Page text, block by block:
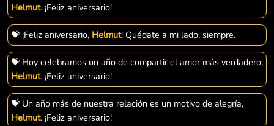
Helmut. ¡Feliz aniversario!
💝 ¡Feliz aniversario, Helmut! Quédate a mi lado, siempre.
💝 Hoy celebramos un año de compartir el amor más verdadero,
Helmut. ¡Feliz aniversario!
💝 Un año más de nuestra relación es un motivo de alegría,
Helmut. ¡Feliz aniversario!